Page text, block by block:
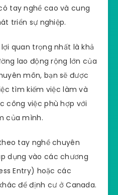
tay nghề cao và cung
triển sự nghiệp.
quan trọng nhất là khả
lao động rộng lớn của
môn, bạn sẽ được
tìm kiếm việc làm và
công việc phù hợp với
của mình.
tay nghề chuyên
dụng vào các chương
Entry) hoặc các
để định cư ở Canada.